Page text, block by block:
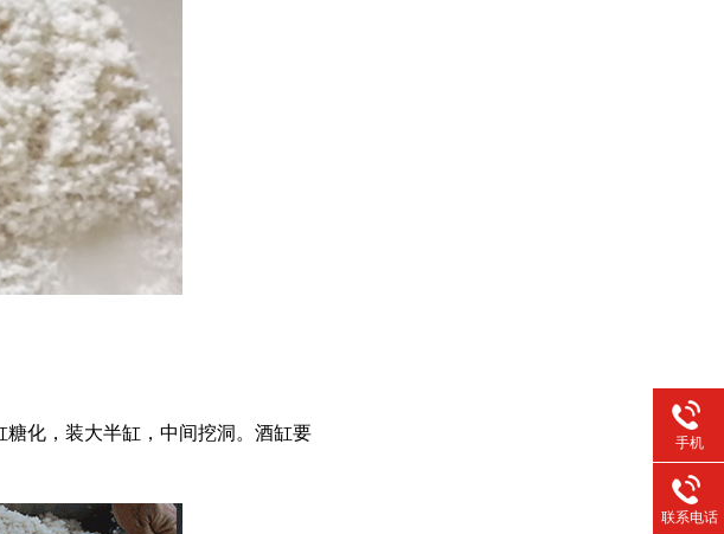
糖化，装大半缸，中间挖洞。酒缸要
手机
联系电话